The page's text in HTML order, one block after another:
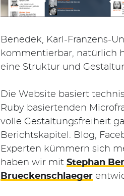
nach:
Benedek, Karl-Franzens-
kommentierbar, natürlich
eine Struktur und
Die Website basiert
Ruby basiertenden
volle Gestaltungsfreiheit
Berichtskapitel. Blog,
Experten kümmern sich
haben wir mit Stephan
Brueckenschlaeger